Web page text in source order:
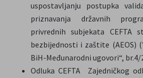
uspostavljanju postupka
priznavanja državnih
privrednih subjekata CEFTA
bezbijednosti i zaštite (AEOS)
BiH-Međunarodni ugovori“, br.4/
Odluka CEFTA Zajedničkog